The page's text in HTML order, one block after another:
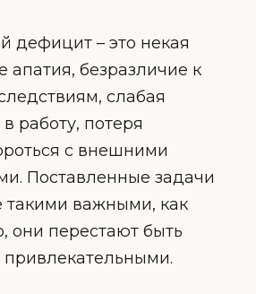
дефицит – это некая
апатия, безразличие к
слабая
работу, потеря
с внешними
Поставленные задачи
такими важными, как
они перестают быть